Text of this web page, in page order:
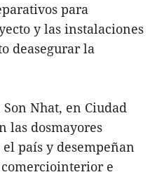
para
y las instalaciones
deasegurar la
Nhat, en Ciudad
las dosmayores
país y desempeñan
e